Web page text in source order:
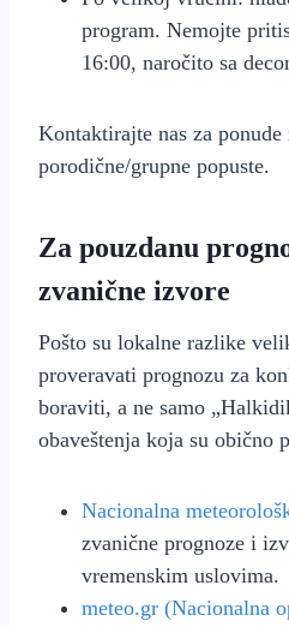
program. Nemojte
16:00, naročito sa
Kontaktirajte nas za ponude
porodične/grupne popuste.
Za pouzdanu
zvanične izvore
Pošto su lokalne razlike
proveravati prognozu za
boraviti, a ne samo
obaveštenja koja su obično
Nacionalna
zvanične prognoze i
vremenskim uslovima.
meteo.gr (Nacionalna